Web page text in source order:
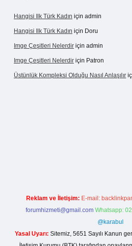
Hangisi Ilk Türk Kadın için admin
Hangisi Ilk Türk Kadın için Doru
Imge Çeşitleri Nelerdir için admin
Imge Çeşitleri Nelerdir için Patron
Üstünlük Kompleksi Olduğu Nasıl Anlaşılır
Reklam ve İletişim: E-mail:
forumhizmeti@gmail.com Whatsapp:
@karabul
Yasal Uyarı: Sitemiz, 5651 Sayılı Kanun